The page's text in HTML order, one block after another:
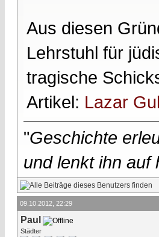
Aus diesen
Lehrstuhl für
tragische
Artikel: Lazar
"Geschichte
und lenkt ihn auf
09.10.2012, 22:29
Paul
Städter